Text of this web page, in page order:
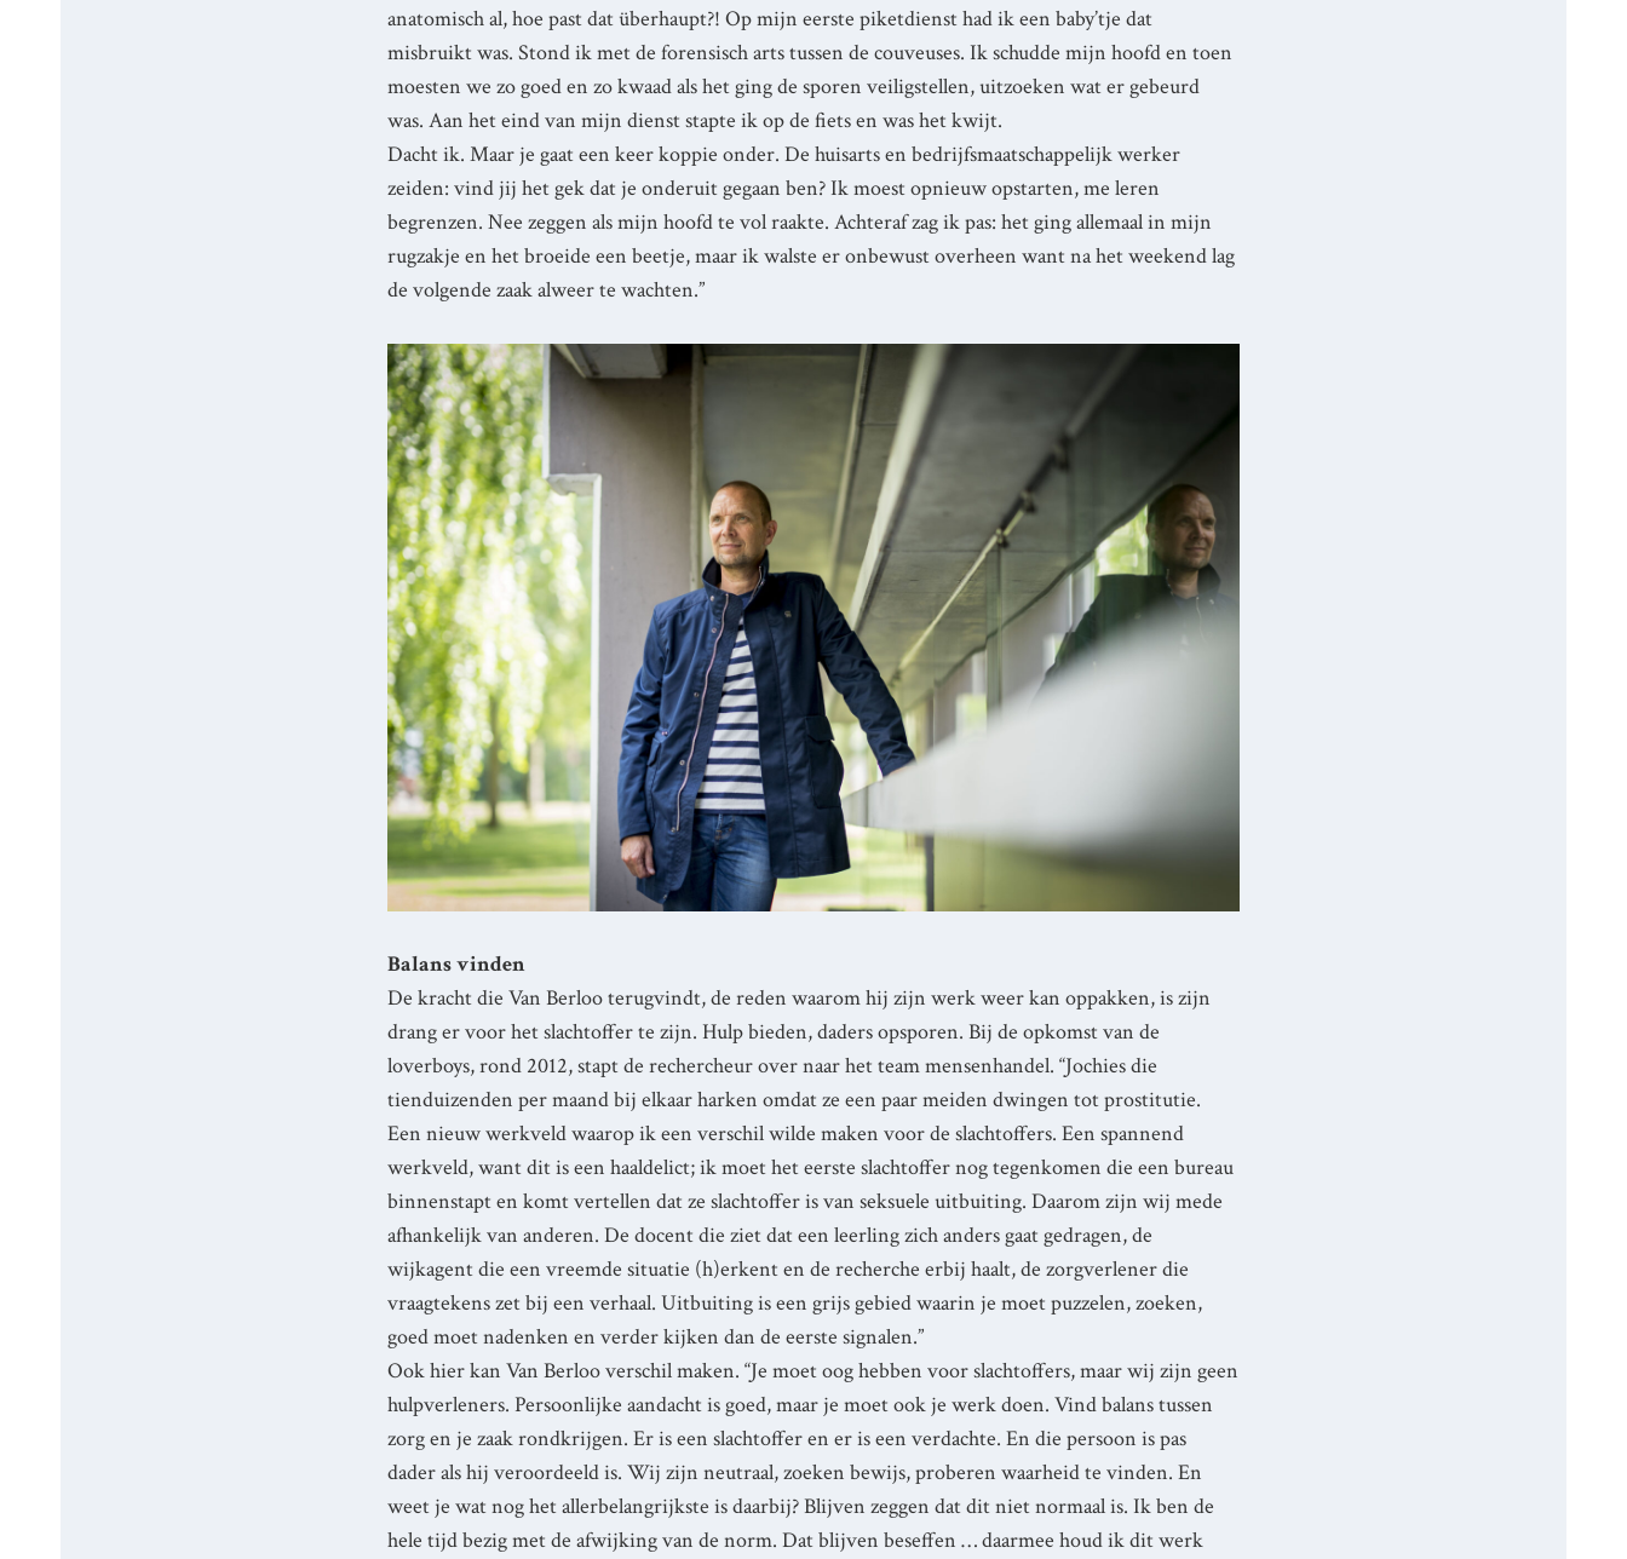
anatomisch al, hoe past dat überhaupt?! Op mijn eerste piketdienst had ik een baby’tje dat
misbruikt was. Stond ik met de forensisch arts tussen de couveuses. Ik schudde mijn hoofd en toen
moesten we zo goed en zo kwaad als het ging de sporen veiligstellen, uitzoeken wat er gebeurd
was. Aan het eind van mijn dienst stapte ik op de fiets en was het kwijt.
Dacht ik. Maar je gaat een keer koppie onder. De huisarts en bedrijfsmaatschappelijk werker
zeiden: vind jij het gek dat je onderuit gegaan ben? Ik moest opnieuw opstarten, me leren
begrenzen. Nee zeggen als mijn hoofd te vol raakte. Achteraf zag ik pas: het ging allemaal in mijn
rugzakje en het broeide een beetje, maar ik walste er onbewust overheen want na het weekend lag
de volgende zaak alweer te wachten.”
Balans vinden
De kracht die Van Berloo terugvindt, de reden waarom hij zijn werk weer kan oppakken, is zijn
drang er voor het slachtoffer te zijn. Hulp bieden, daders opsporen. Bij de opkomst van de
loverboys, rond 2012, stapt de rechercheur over naar het team mensenhandel. “Jochies die
tienduizenden per maand bij elkaar harken omdat ze een paar meiden dwingen tot prostitutie.
Een nieuw werkveld waarop ik een verschil wilde maken voor de slachtoffers. Een spannend
werkveld, want dit is een haaldelict; ik moet het eerste slachtoffer nog tegenkomen die een bureau
binnenstapt en komt vertellen dat ze slachtoffer is van seksuele uitbuiting. Daarom zijn wij mede
afhankelijk van anderen. De docent die ziet dat een leerling zich anders gaat gedragen, de
wijkagent die een vreemde situatie (h)erkent en de recherche erbij haalt, de zorgverlener die
vraagtekens zet bij een verhaal. Uitbuiting is een grijs gebied waarin je moet puzzelen, zoeken,
goed moet nadenken en verder kijken dan de eerste signalen.”
Ook hier kan Van Berloo verschil maken. “Je moet oog hebben voor slachtoffers, maar wij zijn geen
hulpverleners. Persoonlijke aandacht is goed, maar je moet ook je werk doen. Vind balans tussen
zorg en je zaak rondkrijgen. Er is een slachtoffer en er is een verdachte. En die persoon is pas
dader als hij veroordeeld is. Wij zijn neutraal, zoeken bewijs, proberen waarheid te vinden. En
weet je wat nog het allerbelangrijkste is daarbij? Blijven zeggen dat dit niet normaal is. Ik ben de
hele tijd bezig met de afwijking van de norm. Dat blijven beseffen … daarmee houd ik dit werk